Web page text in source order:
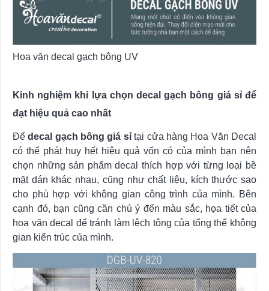
Hoa văn decal gạch bông UV
Kinh nghiệm khi lựa chọn decal gạch bông giá sỉ để
đạt hiệu quả cao nhất
Đểdecal gạch bông giá sỉtại cửa hàng Hoa Văn Decal
có thể phát huy hết hiệu quả vốn có của mình bạn nên
chọn những sản phẩm decal thích hợp với từng loại bề
mặt dán khác nhau, cũng như chất liệu, kích thước sao
cho phù hợp với không gian công trình của mình. Bên
cạnh đó, bạn cũng cần chú ý đến màu sắc, họa tiết của
hoa văn decal để tránh làm lệch tông của tổng thể không
gian kiến trúc của mình.